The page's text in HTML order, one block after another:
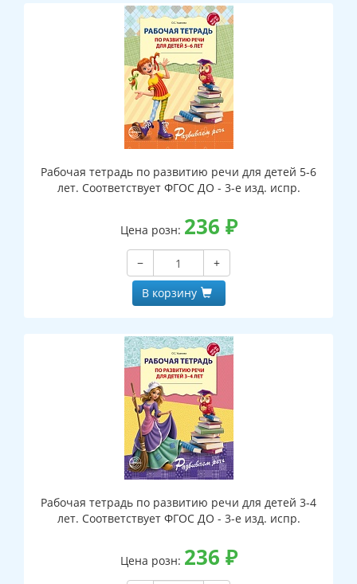
Рабочая тетрадь по развитию речи для детей 5-6
лет. Соответствует ФГОС ДО - 3-е изд. испр.
Цена розн: 236 ₽
−
+
В корзину
Рабочая тетрадь по развитию речи для детей 3-4
лет. Соответствует ФГОС ДО - 3-е изд. испр.
Цена розн: 236 ₽